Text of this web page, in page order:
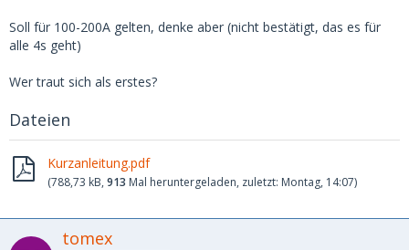
Soll für 100-200A gelten, denke aber (nicht bestätigt, das es für
alle 4s geht)
Wer traut sich als erstes?
Dateien
Kurzanleitung.pdf
(788,73 kB, 913 Mal heruntergeladen, zuletzt: Montag, 14:07)
tomex